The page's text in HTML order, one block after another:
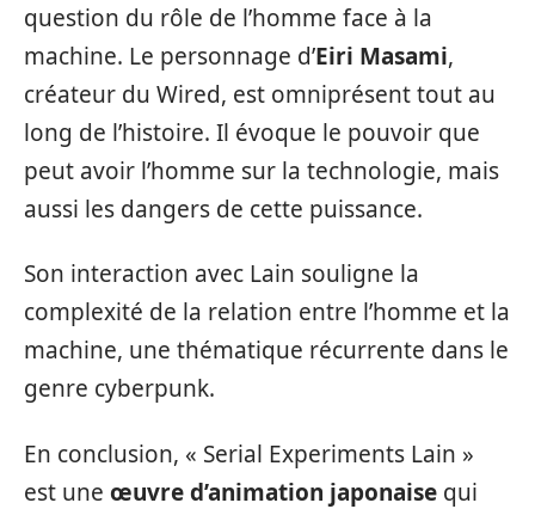
question du rôle de l’homme face à la
machine. Le personnage d’Eiri Masami,
créateur du Wired, est omniprésent tout au
long de l’histoire. Il évoque le pouvoir que
peut avoir l’homme sur la technologie, mais
aussi les dangers de cette puissance.
Son interaction avec Lain souligne la
complexité de la relation entre l’homme et la
machine, une thématique récurrente dans le
genre cyberpunk.
En conclusion, « Serial Experiments Lain »
est une œuvre d’animation japonaise qui